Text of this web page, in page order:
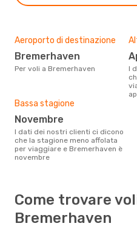
Aeroporto di destinazione
Bremerhaven
Per voli a Bremerhaven
I dati dei nostri clienti ci dicono
Bassa stagione
novembre
I dati dei nostri clienti ci dicono
che la stagione meno affolata
per viaggiare e Bremerhaven è
novembre
Come trovare
Bremerhaven